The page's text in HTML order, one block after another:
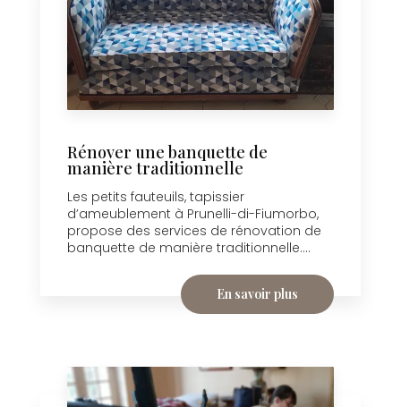
Rénover une banquette de
manière traditionnelle
Les petits fauteuils, tapissier
d’ameublement à Prunelli-di-Fiumorbo,
propose des services de rénovation de
banquette de manière traditionnelle....
En savoir plus